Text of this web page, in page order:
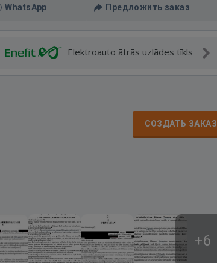
WhatsApp Предложить заказ
Elektroauto ātrās uzlādes tīkls
СОЗДАТЬ ЗАКАЗ
+6